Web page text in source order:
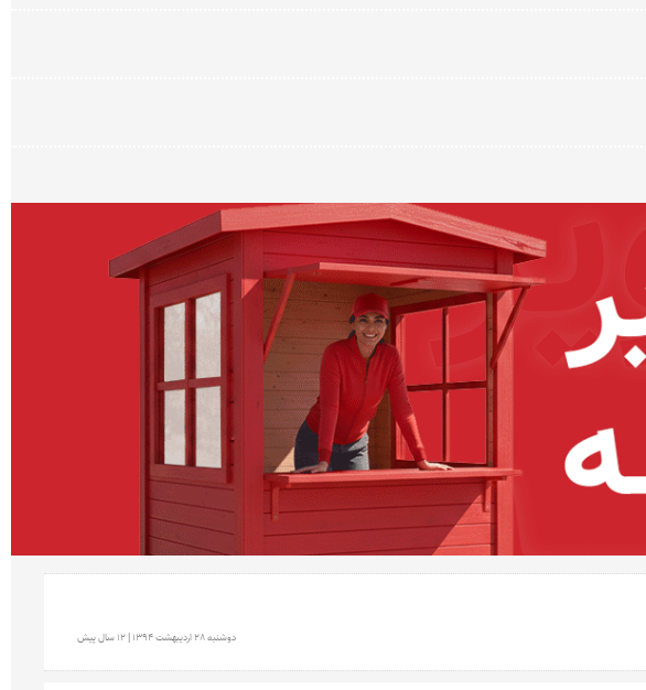
دوشنبه 28 ارديبهشت 1394 | 12 سال پیش